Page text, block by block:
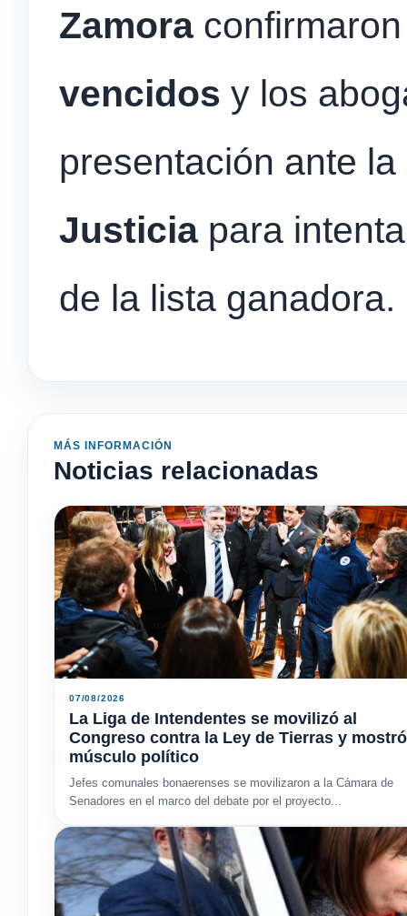
Zamora
vencidos y los
presentación ante la
Justicia para
de la lista ganadora.
MÁS INFORMACIÓN
Noticias relacionadas
07/08/2026
La Liga de Intendentes se movilizó al
Congreso contra la Ley de Tierras y mostró
músculo político
Jefes comunales bonaerenses se movilizaron a la Cámara de
Senadores en el marco del debate por el proyecto...